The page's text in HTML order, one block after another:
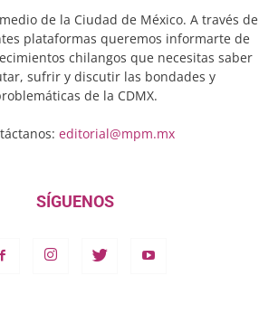
de la Ciudad de México. A través de
plataformas queremos informarte de
chilangos que necesitas saber
sufrir y discutir las bondades y
de la CDMX.
editorial@mpm.mx
SÍGUENOS